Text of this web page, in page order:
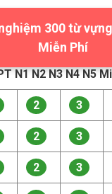
300 từ
Miễn Phí
N1 N2 N3 N4 N5
2 3
2 3
2 3